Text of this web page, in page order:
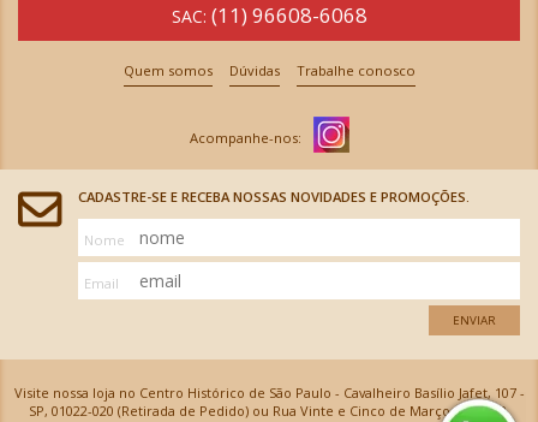
SAC: (11) 96608-6068
Quem somos Dúvidas Trabalhe conosco
CADASTRE-SE E RECEBA NOSSAS NOVIDADES E PROMOÇÕES.
Nome
Email
ENVIAR
Visite nossa loja no Centro Histórico de São Paulo - Cavalheiro Basílio Jafet, 107 -
SP, 01022-020 (Retirada de Pedido) ou Rua Vinte e Cinco de Março, 576 - SP,